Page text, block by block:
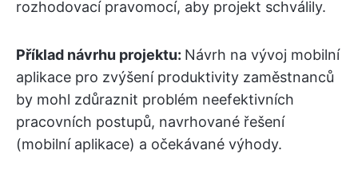
rozhodovací pravomocí, aby projekt schválily.
Příklad návrhu projektu: Návrh na vývoj mobilní
aplikace pro zvýšení produktivity zaměstnanců
by mohl zdůraznit problém neefektivních
pracovních postupů, navrhované řešení
(mobilní aplikace) a očekávané výhody.